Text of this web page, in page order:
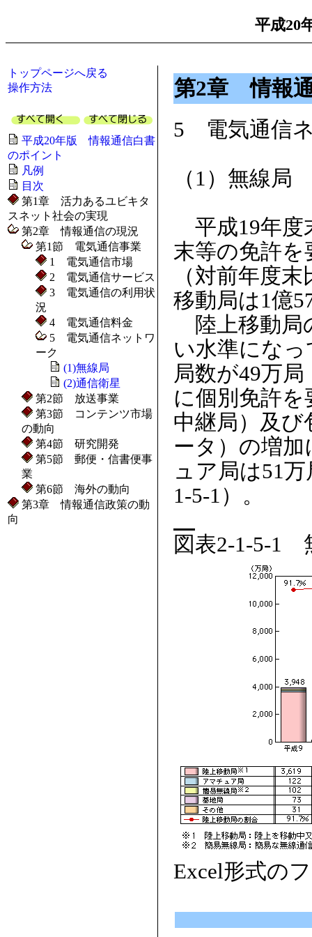
平成20
トップページへ戻る
操作方法
平成20年版 情報通信白書
のポイント
凡例
目次
第1章 活力あるユビキタ
スネット社会の実現
第2章 情報通信の現況
第1節 電気通信事業
1 電気通信市場
2 電気通信サービス
3 電気通信の利用状
況
4 電気通信料金
5 電気通信ネットワ
ーク
(1)無線局
(2)通信衛星
第2節 放送事業
第3節 コンテンツ市場
の動向
第4節 研究開発
第5節 郵便・信書便事
業
第6節 海外の動向
第3章 情報通信政策の動
向
第2章 情報
5 電気通信
（1）無線局
平成19年度
末等の免許を
（対前年度
移動局は1億
陸上移動局
い水準にな
局数が49万
に個別免許
中継局）及び
ータ）の増
ュア局は51
1-5-1）。
図表2-1-5-1
Excel形式の